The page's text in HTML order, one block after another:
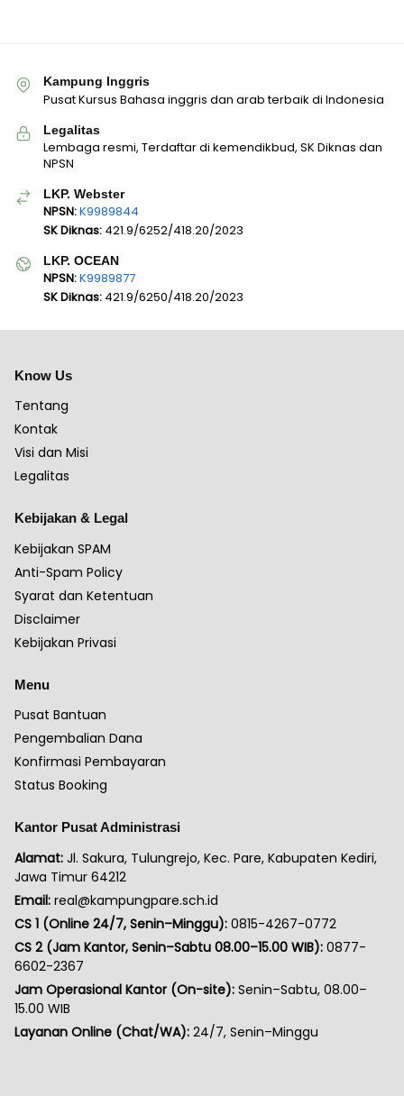
Kampung Inggris
Pusat Kursus Bahasa inggris dan arab terbaik di Indonesia
Legalitas
Lembaga resmi, Terdaftar di kemendikbud, SK Diknas dan
NPSN
LKP. Webster
NPSN:K9989844
SK Diknas: 421.9/6252/418.20/2023
LKP. OCEAN
NPSN:K9989877
SK Diknas: 421.9/6250/418.20/2023
Know Us
Tentang
Kontak
Visi dan Misi
Legalitas
Kebijakan & Legal
Kebijakan SPAM
Anti-Spam Policy
Syarat dan Ketentuan
Disclaimer
Kebijakan Privasi
Menu
Pusat Bantuan
Pengembalian Dana
Konfirmasi Pembayaran
Status Booking
Kantor Pusat Administrasi
Alamat: Jl. Sakura, Tulungrejo, Kec. Pare, Kabupaten Kediri,
Jawa Timur 64212
Email: real@kampungpare.sch.id
CS 1 (Online 24/7, Senin–Minggu): 0815-4267-0772
CS 2 (Jam Kantor, Senin–Sabtu 08.00–15.00 WIB): 0877-
6602-2367
Jam Operasional Kantor (On-site): Senin–Sabtu, 08.00–
15.00 WIB
Layanan Online (Chat/WA): 24/7, Senin–Minggu